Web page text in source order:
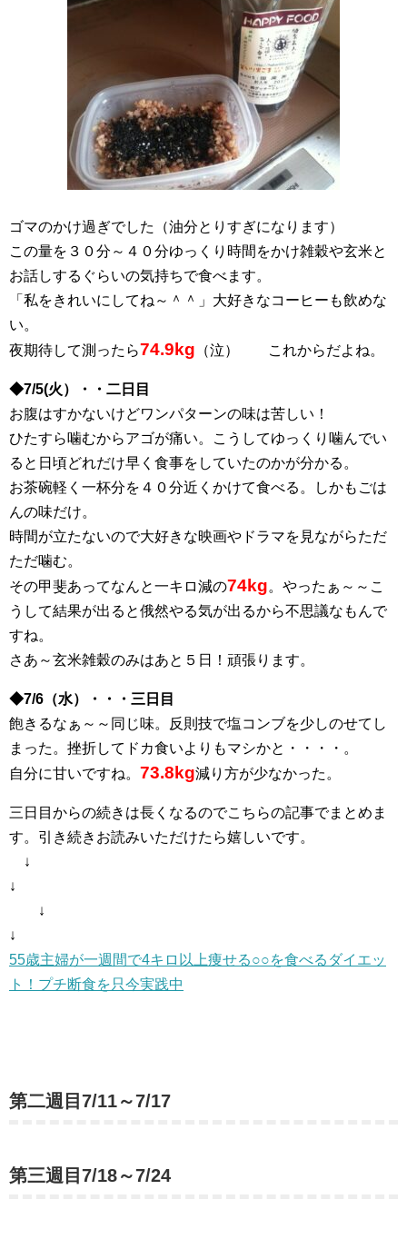
ゴマのかけ過ぎでした（油分とりすぎになります）
この量を３０分～４０分ゆっくり時間をかけ雑穀や玄米と
お話しするぐらいの気持ちで食べます。
「私をきれいにしてね～＾＾」大好きなコーヒーも飲めな
い。
夜期待して測ったら74.9kg （泣） これからだよね。
◆7/5(火）・・二日目
お腹はすかないけどワンパターンの味は苦しい！
ひたすら噛むからアゴが痛い。こうしてゆっくり噛んでい
ると日頃どれだけ早く食事をしていたのかが分かる。
お茶碗軽く一杯分を４０分近くかけて食べる。しかもごは
んの味だけ。
時間が立たないので大好きな映画やドラマを見ながらただ
ただ噛む。
その甲斐あってなんと一キロ減の74kg。やったぁ～～こ
うして結果が出ると俄然やる気が出るから不思議なもんで
すね。
さあ～玄米雑穀のみはあと５日！頑張ります。
◆7/6（水）・・・三日目
飽きるなぁ～～同じ味。反則技で塩コンブを少しのせてし
まった。挫折してドカ食いよりもマシかと・・・・。
自分に甘いですね。 73.8kg減り方が少なかった。
三日目からの続きは長くなるのでこちらの記事でまとめま
す。引き続きお読みいただけたら嬉しいです。
↓
↓
↓
↓
55歳主婦が一週間で4キロ以上痩せる○○を食べるダイエッ
ト！プチ断食を只今実践中
第二週目7/11～7/17
第三週目7/18～7/24